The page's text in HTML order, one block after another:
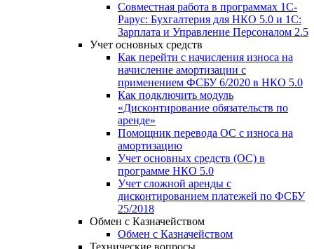
Совместная работа в программах 1С-
Рарус: Бухгалтерия для НКО 5.0 и 1С:
Зарплата и Управление Персоналом 2.5
Учет основных средств
Как перейти с начисления износа на
начисление амортизации с
применением ФСБУ 6/2020 в НКО 5.0
Как подключить модуль
«Дисконтирование обязательств по
аренде»
Помощник перевода ОС с износа на
амортизацию
Учет основных средств (ОС) в
программе НКО 5.0
Учет сложной аренды с
дисконтированием платежей по ФСБУ
25/2018
Обмен с Казначейством
Обмен с Казначейством
Технические вопросы